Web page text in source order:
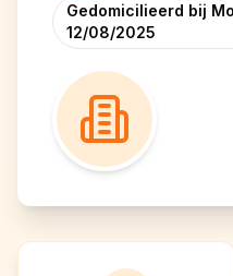
Gedomicilieerd bij
12/08/2025